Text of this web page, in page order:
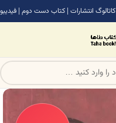
کاتالوگ انتشارات | کتاب دست دوم | فیدیبو